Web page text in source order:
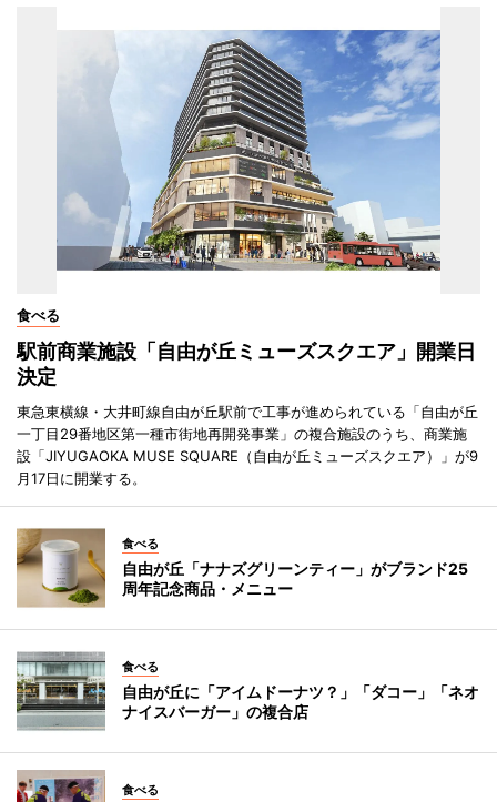
食べる
駅前商業施設「自由が丘ミューズスクエア」開業日
決定
東急東横線・大井町線自由が丘駅前で工事が進められている「自由が丘
一丁目29番地区第一種市街地再開発事業」の複合施設のうち、商業施
設「JIYUGAOKA MUSE SQUARE（自由が丘ミューズスクエア）」が9
月17日に開業する。
食べる
自由が丘「ナナズグリーンティー」がブランド25
周年記念商品・メニュー
食べる
自由が丘に「アイムドーナツ？」「ダコー」「ネオ
ナイスバーガー」の複合店
食べる